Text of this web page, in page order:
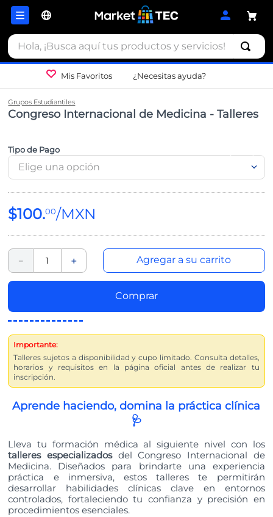
Hola, ¡Busca aquí tus productos y servicios!
Mis Favoritos ¿Necesitas ayuda?
Grupos Estudiantiles
Congreso Internacional de Medicina - Talleres
Tipo de Pago
Elige una opción
$100.00
＋
－ Agregar a su carrito
Comprar
Importante:
Talleres sujetos a disponibilidad y cupo limitado. Consulta detalles,
horarios y requisitos en la página oficial antes de realizar tu
inscripción.
Aprende haciendo, domina la práctica clínica
🩺
Lleva tu formación médica al siguiente nivel con los
talleres especializadosdel Congreso Internacional de
Medicina. Diseñados para brindarte una experiencia
práctica e inmersiva, estos talleres te permitirán
desarrollar habilidades clínicas clave en entornos
controlados, fortaleciendo tu confianza y precisión en
procedimientos esenciales.